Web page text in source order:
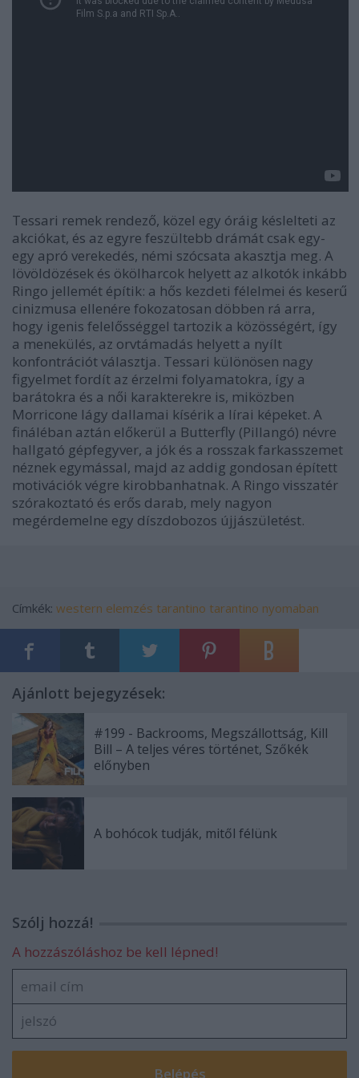
Tessari remek rendező, közel egy óráig késlelteti az
akciókat, és az egyre feszültebb drámát csak egy-
egy apró verekedés, némi szócsata akasztja meg. A
lövöldözések és ökölharcok helyett az alkotók inkább
Ringo jellemét építik: a hős kezdeti félelmei és keserű
cinizmusa ellenére fokozatosan döbben rá arra,
hogy igenis felelősséggel tartozik a közösségért, így
a menekülés, az orvtámadás helyett a nyílt
konfontrációt választja. Tessari különösen nagy
figyelmet fordít az érzelmi folyamatokra, így a
barátokra és a női karakterekre is, miközben
Morricone lágy dallamai kísérik a lírai képeket. A
fináléban aztán előkerül a Butterfly (Pillangó) névre
hallgató gépfegyver, a jók és a rosszak farkasszemet
néznek egymással, majd az addig gondosan épített
motivációk végre kirobbanhatnak. A Ringo visszatér
szórakoztató és erős darab, mely nagyon
megérdemelne egy díszdobozos újjászületést.
Címkék: western elemzés tarantino tarantino nyomaban
Ajánlott bejegyzések:
#199 - Backrooms, Megszállottság, Kill
Bill – A teljes véres történet, Szőkék
előnyben
A bohócok tudják, mitől félünk
Szólj hozzá!
A hozzászóláshoz be kell lépned!